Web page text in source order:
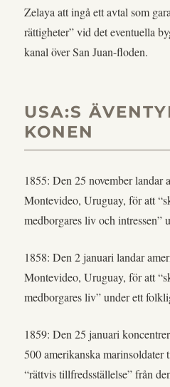
Zelaya att ingå ett avtal som
rättigheter” vid det eventuella
kanal över San Juan-floden.
USA:S
KONEN
1855: Den 25 november
Montevideo, Uruguay, för att
medborgares liv och intressen”
1858: Den 2 januari landar
Montevideo, Uruguay, för att
medborgares liv” under ett
1859: Den 25 januari
500 amerikanska
“rättvis tillfredsställelse” från